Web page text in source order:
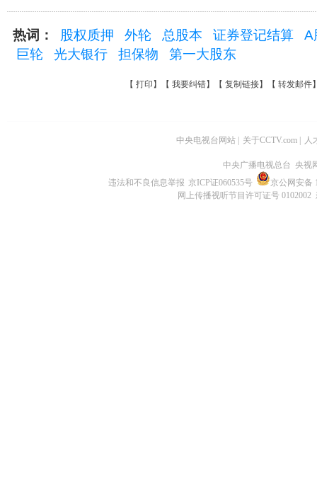
热词： 股权质押 外轮 总股本 证券登记结算
巨轮
光大银行 担保物 第一大股东
【 打印 】【 我要纠错】【 复制链接】【 转发邮件
中央电视台网站 关于CCTV.com 人
中央广播电视总台 央视
违法和不良信息举报 京ICP证060535号
京公网安备
网上传播视听节目许可证号 0102002